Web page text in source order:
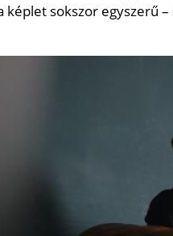
képlet sokszor egyszerű